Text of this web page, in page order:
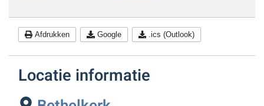
Afdrukken Google .ics (Outlook)
Locatie informatie